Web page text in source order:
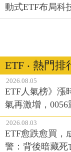
動式ETF布局科
ETF ‧ 熱門排
2026.08.05
ETF人氣榜》漲
氣再激增，
2026.08.03
ETF愈跌愈買，
警：背後暗藏死